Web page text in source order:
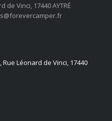
de Vinci, 17440 AYTRÉ
Rue Léonard de Vinci, 17440